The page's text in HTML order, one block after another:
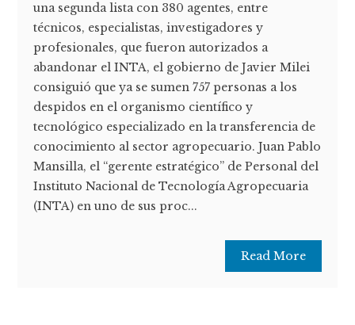
una segunda lista con 380 agentes, entre
técnicos, especialistas, investigadores y
profesionales, que fueron autorizados a
abandonar el INTA, el gobierno de Javier Milei
consiguió que ya se sumen 757 personas a los
despidos en el organismo científico y
tecnológico especializado en la transferencia de
conocimiento al sector agropecuario. Juan Pablo
Mansilla, el “gerente estratégico” de Personal del
Instituto Nacional de Tecnología Agropecuaria
(INTA) en uno de sus proc...
Read More